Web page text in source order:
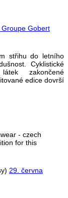
Gobert
střihu do letního
Cyklistické
zakončené
edice dovrší
- czech
for this
29. června